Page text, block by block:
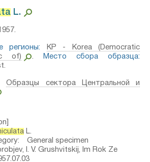
L.⁣
регионы:
KP - Korea (Democratic
of)
.
Место сбора образца:
Образцы сектора Центральной и
L.
General specimen
I. V. Grushvitskij, Im Rok Ze